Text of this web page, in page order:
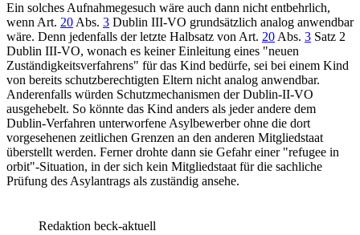
Ein solches Aufnahmegesuch wäre auch dann nicht entbehrlich,
wenn Art. 20 Abs. 3 Dublin III-VO grundsätzlich analog anwendbar
wäre. Denn jedenfalls der letzte Halbsatz von Art. 20 Abs. 3 Satz 2
Dublin III-VO, wonach es keiner Einleitung eines "neuen
Zuständigkeitsverfahrens" für das Kind bedürfe, sei bei einem Kind
von bereits schutzberechtigten Eltern nicht analog anwendbar.
Anderenfalls würden Schutzmechanismen der Dublin-II-VO
ausgehebelt. So könnte das Kind anders als jeder andere dem
Dublin-Verfahren unterworfene Asylbewerber ohne die dort
vorgesehenen zeitlichen Grenzen an den anderen Mitgliedstaat
überstellt werden. Ferner drohte dann sie Gefahr einer "refugee in
orbit"-Situation, in der sich kein Mitgliedstaat für die sachliche
Prüfung des Asylantrags als zuständig ansehe.
Redaktion beck-aktuell